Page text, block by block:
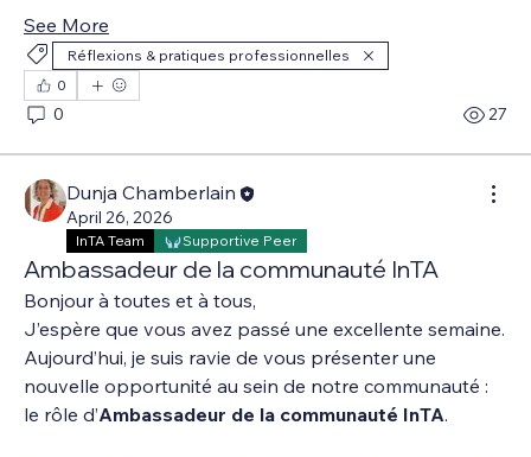
See More
Réflexions & pratiques professionnelles
0
0 27
Dunja Chamberlain
April 26, 2026
InTA Team Supportive Peer
Ambassadeur de la communauté InTA
Bonjour à toutes et à tous,
J’espère que vous avez passé une excellente semaine.
Aujourd’hui, je suis ravie de vous présenter une
nouvelle opportunité au sein de notre communauté :
le rôle d’Ambassadeur de la communauté InTA.